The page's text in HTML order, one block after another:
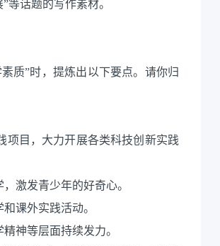
等话题的写作素材。
质”时，提炼出以下要点。请你归
目，大力开展各类科技创新实践
激发青少年的好奇心。
课外实践活动。
神等层面持续发力。